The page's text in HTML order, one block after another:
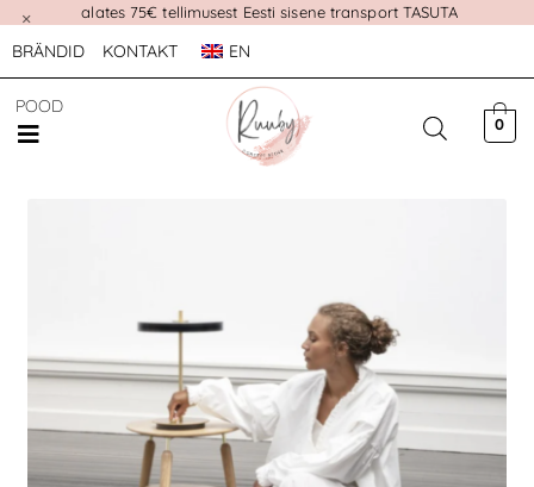
alates 75€ tellimusest Eesti sisene transport TASUTA
×
BRÄNDID KONTAKT EN
POOD
0